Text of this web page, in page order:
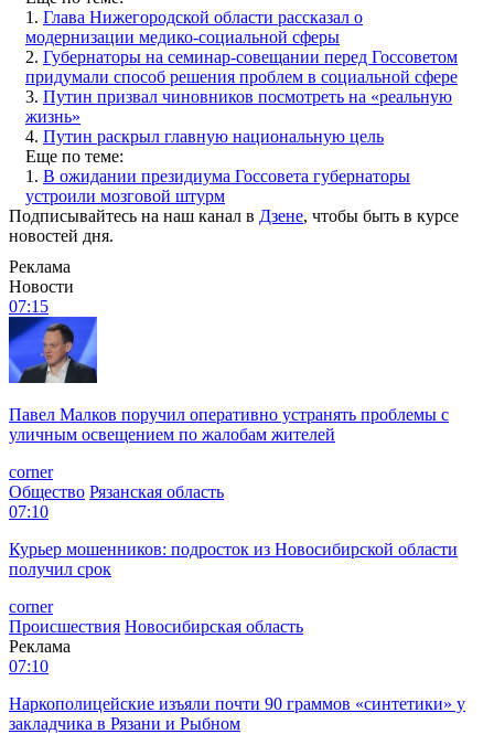
1. Глава Нижегородской области рассказал о
модернизации медико-социальной сферы
2. Губернаторы на семинар-совещании перед Госсоветом
придумали способ решения проблем в социальной сфере
3. Путин призвал чиновников посмотреть на «реальную
жизнь»
4. Путин раскрыл главную национальную цель
Еще по теме:
1. В ожидании президиума Госсовета губернаторы
устроили мозговой штурм
Подписывайтесь на наш канал в Дзене, чтобы быть в курсе
новостей дня.
Реклама
Новости
07:15
Павел Малков поручил оперативно устранять проблемы с
уличным освещением по жалобам жителей
corner
Общество Рязанская область
07:10
Курьер мошенников: подросток из Новосибирской области
получил срок
corner
Происшествия Новосибирская область
Реклама
07:10
Наркополицейские изъяли почти 90 граммов «синтетики» у
закладчика в Рязани и Рыбном